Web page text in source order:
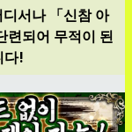
서나 「신참 아
련되어 무적이 된
다!